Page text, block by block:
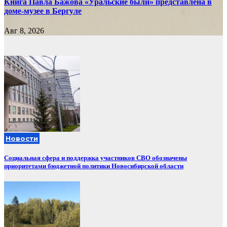
доме-музее в Бергуле
Авг 8, 2026
Новости
Социальная сфера и поддержка участников СВО обозначены
приоритетами бюджетной политики Новосибирской области